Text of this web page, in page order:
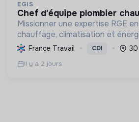
EGIS
chef d'équipe plombier
Missionner une expertise RGE
chauffage, climatisation et
pour les particuliers,
collectivités, œuvrant pour la
énergétique et l'effica...
France Travail CDI 30
Il y a 2 jours